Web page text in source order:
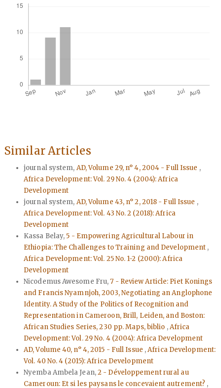
Similar Articles
journal system, AD, Volume 29, n° 4, 2004 - Full Issue ,
Africa Development: Vol. 29 No. 4 (2004): Africa
Development
journal system, AD, Volume 43, n° 2, 2018 - Full Issue ,
Africa Development: Vol. 43 No. 2 (2018): Africa
Development
Kassa Belay,5 - Empowering Agricultural Labour in
Ethiopia: The Challenges to Training and Development ,
Africa Development: Vol. 25 No. 1-2 (2000): Africa
Development
Nicodemus Awesome Fru,7 - Review Article: Piet Konings
and Francis Nyamnjoh, 2003, Negotiating an Anglophone
Identity. A Study of the Politics of Recognition and
Representation in Cameroon, Brill, Leiden, and Boston:
African Studies Series, 230 pp. Maps, biblio ,Africa
Development: Vol. 29 No. 4 (2004): Africa Development
AD, Volume 40, n° 4, 2015 - Full Issue ,Africa Development:
Vol. 40 No. 4 (2015): Africa Development
Nyemba Ambela Jean,2 - Développement rural au
Cameroun: Et si les paysans le concevaient autrement? ,